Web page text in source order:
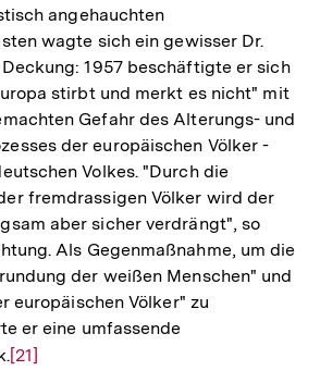
angehauchten
wagte sich ein gewisser Dr.
1957 beschäftigte er sich
stirbt und merkt es nicht" mit
Gefahr des Alterungs- und
der europäischen Völker -
Volkes. "Durch die
fremdrassigen Völker wird der
aber sicher verdrängt", so
Als Gegenmaßnahme, um die
der weißen Menschen" und
europäischen Völker" zu
er eine umfassende
Zur
[21]